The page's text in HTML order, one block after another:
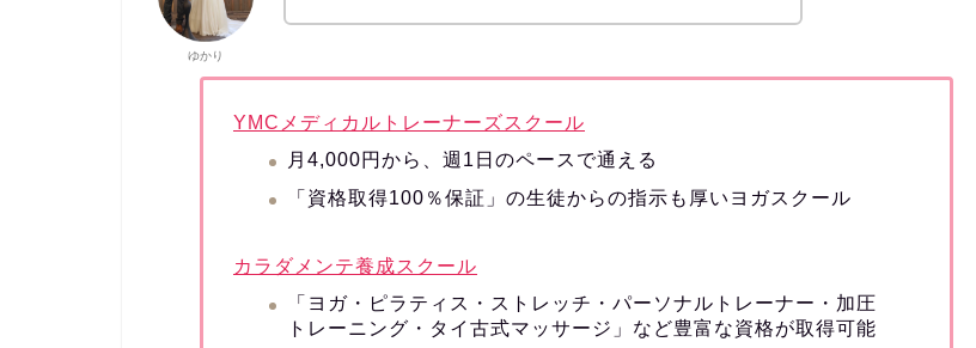
ゆかり
YMCメディカルトレーナーズスクール
月4,000円から、週1日のペースで通える
「資格取得100％保証」の生徒からの指示も厚いヨガスクール
カラダメンテ養成スクール
「ヨガ・ピラティス・ストレッチ・パーソナルトレーナー・加圧
トレーニング・タイ古式マッサージ」など豊富な資格が取得可能